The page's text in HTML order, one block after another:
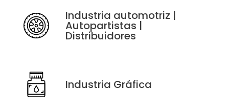
Industria automotriz |
Autopartistas |
Distribuidores
Industria Gráfica